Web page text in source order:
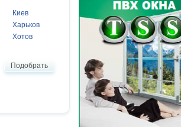
Киев
Харьков
Хотов
Подобрать